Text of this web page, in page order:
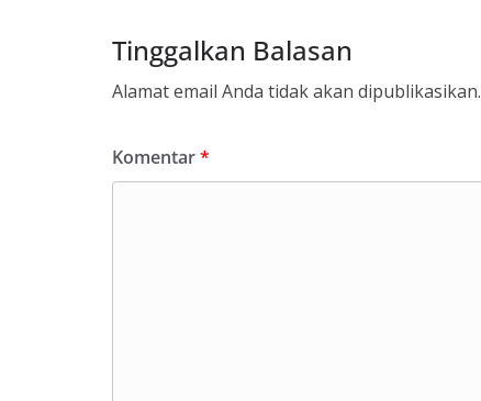
Tinggalkan Balasan
Alamat email Anda tidak akan dipublikasikan.
Komentar*